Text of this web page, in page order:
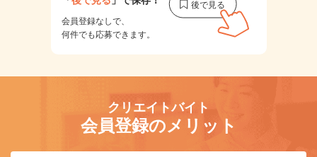
会員登録なしで、
何件でも応募できます。
クリエイトバイト
会員登録のメリット